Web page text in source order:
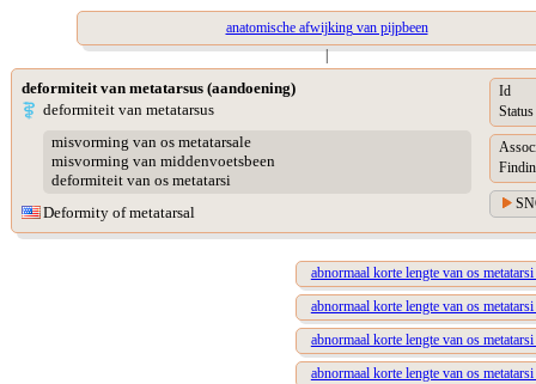
anatomische afwijking van pijpbeen
|
deformiteit van metatarsus (aandoening)
deformiteit van metatarsus
misvorming van os metatarsale
misvorming van middenvoetsbeen
deformiteit van os metatarsi
Deformity of metatarsal
Id
Status
abnormaal korte lengte van os
abnormaal korte lengte van os
abnormaal korte lengte van os
abnormaal korte lengte van os